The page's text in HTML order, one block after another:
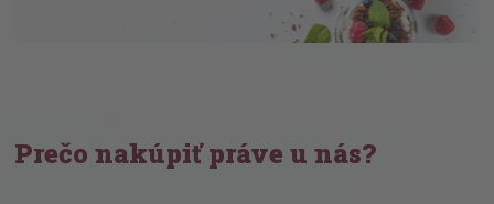
Prečo nakúpiť práve u nás?